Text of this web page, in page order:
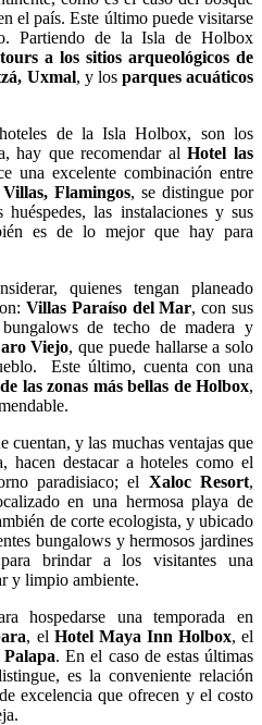
el país. Este último puede visitarse
Partiendo de la Isla de Holbox
tours a los sitios arqueológicos de
Uxmal, y losparques acuáticos
de la Isla Holbox, son los
hay que recomendar alHotel las
una excelente combinación entre
Villas, Flamingos, se distingue por
las instalaciones y sus
es de lo mejor que hay para
quienes tengan planeado
Villas Paraíso del Mar, con sus
de techo de madera y
Viejo, que puede hallarse a solo
Este último, cuenta con una
las zonas más bellas de Holbox,
cuentan, y las muchas ventajas que
hacen destacar a hoteles como el
paradisiaco; el Xaloc Resort,
en una hermosa playa de
de corte ecologista, y ubicado
bungalows y hermosos jardines
brindar a los visitantes una
y limpio ambiente.
hospedarse una temporada en
, el Hotel Maya Inn Holbox, el
. En el caso de estas últimas
es la conveniente relación
excelencia que ofrecen y el costo